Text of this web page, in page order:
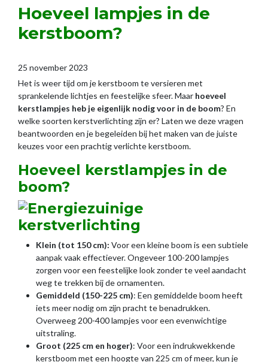
Hoeveel lampjes in de
kerstboom?
25 november 2023
Het is weer tijd om je kerstboom te versieren met
sprankelende lichtjes en feestelijke sfeer. Maar hoeveel
kerstlampjes heb je eigenlijk nodig voor in de boom? En
welke soorten kerstverlichting zijn er? Laten we deze vragen
beantwoorden en je begeleiden bij het maken van de juiste
keuzes voor een prachtig verlichte kerstboom.
Hoeveel kerstlampjes in de
boom?
Klein (tot 150 cm): Voor een kleine boom is een subtiele
aanpak vaak effectiever. Ongeveer 100-200 lampjes
zorgen voor een feestelijke look zonder te veel aandacht
weg te trekken bij de ornamenten.
Gemiddeld (150-225 cm): Een gemiddelde boom heeft
iets meer nodig om zijn pracht te benadrukken.
Overweeg 200-400 lampjes voor een evenwichtige
uitstraling.
Groot (225 cm en hoger): Voor een indrukwekkende
kerstboom met een hoogte van 225 cm of meer, kun je